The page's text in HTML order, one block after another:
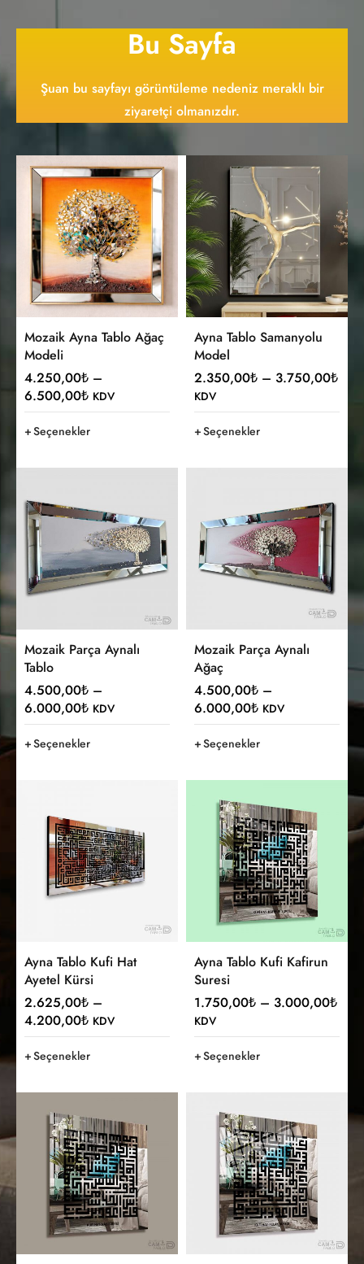
Bu Sayfa
Şuan bu sayfayı görüntüleme nedeniz meraklı bir
ziyaretçi olmanızdır.
Mozaik Ayna Tablo Ağaç
Modeli
4.250,00₺ –
6.500,00₺ KDV
Seçenekler
Ayna Tablo Samanyolu
Model
2.350,00₺ – 3.750,00₺
KDV
Seçenekler
Mozaik Parça Aynalı
Tablo
4.500,00₺ –
6.000,00₺ KDV
Seçenekler
Mozaik Parça Aynalı
Ağaç
4.500,00₺ –
6.000,00₺ KDV
Seçenekler
Ayna Tablo Kufi Hat
Ayetel Kürsi
2.625,00₺ –
4.200,00₺ KDV
Seçenekler
Ayna Tablo Kufi Kafirun
Suresi
1.750,00₺ – 3.000,00₺
KDV
Seçenekler